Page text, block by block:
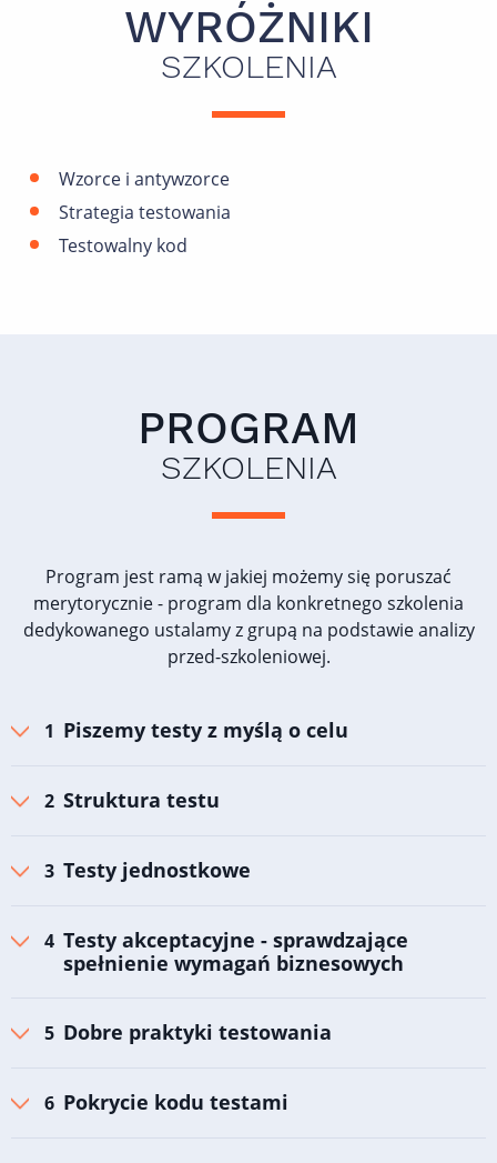
WYRÓŻNIKI
SZKOLENIA
Wzorce i antywzorce
Strategia testowania
Testowalny kod
PROGRAM
SZKOLENIA
Program jest ramą w jakiej możemy się poruszać
merytorycznie - program dla konkretnego szkolenia
dedykowanego ustalamy z grupą na podstawie analizy
przed-szkoleniowej.
Piszemy testy z myślą o celu
Struktura testu
Testy jednostkowe
Testy akceptacyjne - sprawdzające
spełnienie wymagań biznesowych
Dobre praktyki testowania
Pokrycie kodu testami